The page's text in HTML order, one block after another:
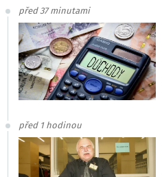
před 37 minutami
před 1 hodinou